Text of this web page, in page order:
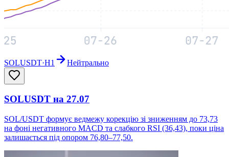
SOLUSDT·H1 Нейтрально
SOLUSDT на 27.07
SOL/USDT формує ведмежу корекцію зі зниженням до 73,73
на фоні негативного MACD та слабкого RSI (36,43), поки ціна
залишається під опором 76,80–77,50.